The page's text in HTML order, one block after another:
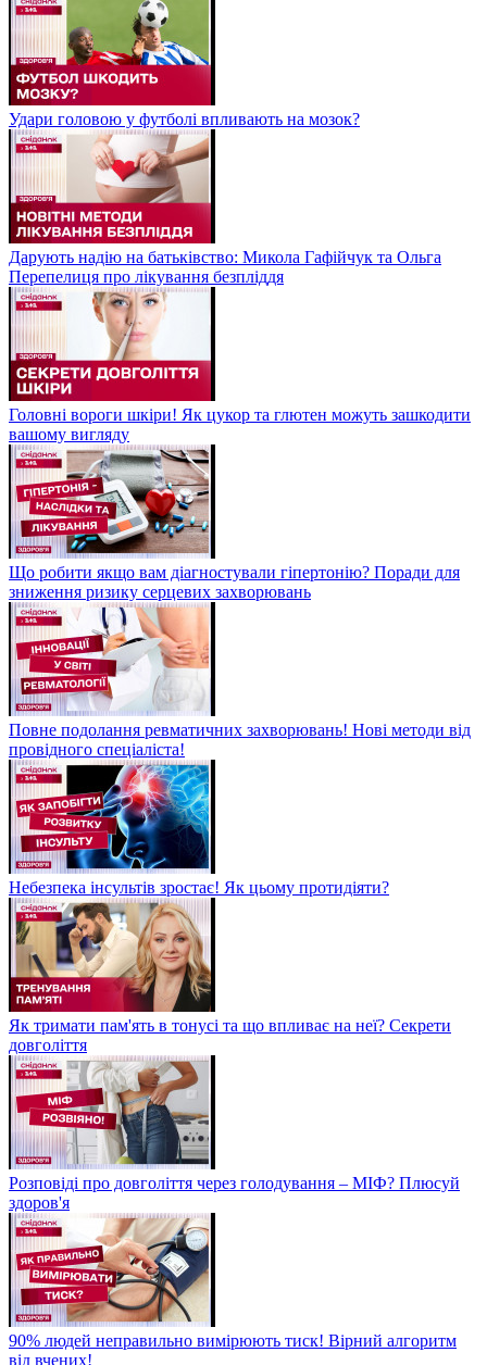
Удари головою у футболі впливають на мозок?
Дарують надію на батьківство: Микола Гафійчук та Ольга
Перепелиця про лікування безпліддя
Головні вороги шкіри! Як цукор та глютен можуть зашкодити
вашому вигляду
Що робити якщо вам діагностували гіпертонію? Поради для
зниження ризику серцевих захворювань
Повне подолання ревматичних захворювань! Нові методи від
провідного спеціаліста!
Небезпека інсультів зростає! Як цьому протидіяти?
Як тримати пам'ять в тонусі та що впливає на неї? Секрети
довголіття
Розповіді про довголіття через голодування – МІФ? Плюсуй
здоров'я
90% людей неправильно вимірюють тиск! Вірний алгоритм
від вчених!